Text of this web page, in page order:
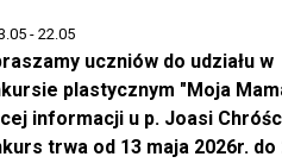
- 22.05
uczniów do udziału w
plastycznym "Moja
informacji u p. Joasi
trwa od 13 maja 2026r. do